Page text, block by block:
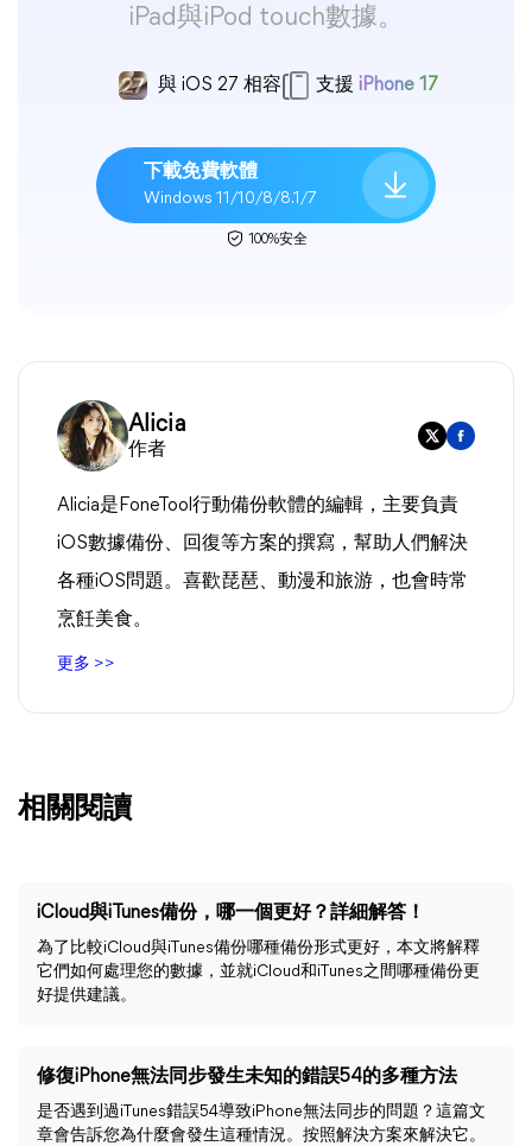
iPad與iPod touch數據。
與 iOS 27 相容 支援 iPhone 17
下載免費軟體
Windows 11/10/8/8.1/7
100%安全
Alicia
作者
Alicia是FoneTool行動備份軟體的編輯，主要負責
iOS數據備份、回復等方案的撰寫，幫助人們解決
各種iOS問題。喜歡琵琶、動漫和旅游，也會時常
烹飪美食。
更多 >>
相關閱讀
iCloud與iTunes備份，哪一個更好？詳細解答！
為了比較iCloud與iTunes備份哪種備份形式更好，本文將解釋
它們如何處理您的數據，並就iCloud和iTunes之間哪種備份更
好提供建議。
修復iPhone無法同步發生未知的錯誤54的多種方法
是否遇到過iTunes錯誤54導致iPhone無法同步的問題？這篇文
章會告訴您為什麼會發生這種情況。按照解決方案來解決它。